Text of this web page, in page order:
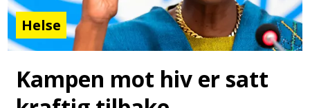
Helse
Kampen mot hiv er satt